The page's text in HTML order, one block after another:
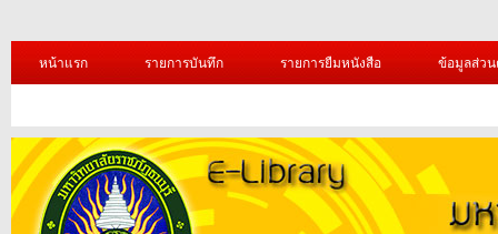
หน้าแรก รายการบันทึก รายการยืมหนังสือ ข้อมูลส่ว